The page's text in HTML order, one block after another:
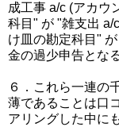
成工事 a/c (アカウ
科目" が "雑支出 a/
け皿の勘定科目"
金の過少申告とな
６．これら一連の
薄であることは口
アリングした中に